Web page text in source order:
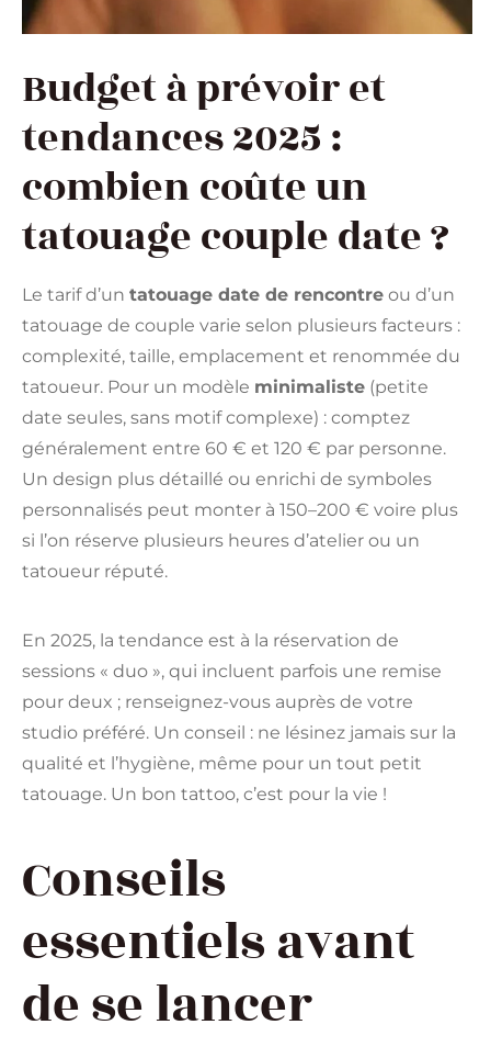
Budget à prévoir et
tendances 2025 :
combien coûte un
tatouage couple date ?
Le tarif d’un tatouage date de rencontre ou d’un
tatouage de couple varie selon plusieurs facteurs :
complexité, taille, emplacement et renommée du
tatoueur. Pour un modèle minimaliste (petite
date seules, sans motif complexe) : comptez
généralement entre 60 € et 120 € par personne.
Un design plus détaillé ou enrichi de symboles
personnalisés peut monter à 150–200 € voire plus
si l’on réserve plusieurs heures d’atelier ou un
tatoueur réputé.
En 2025, la tendance est à la réservation de
sessions « duo », qui incluent parfois une remise
pour deux ; renseignez-vous auprès de votre
studio préféré. Un conseil : ne lésinez jamais sur la
qualité et l’hygiène, même pour un tout petit
tatouage. Un bon tattoo, c’est pour la vie !
Conseils
essentiels avant
de se lancer